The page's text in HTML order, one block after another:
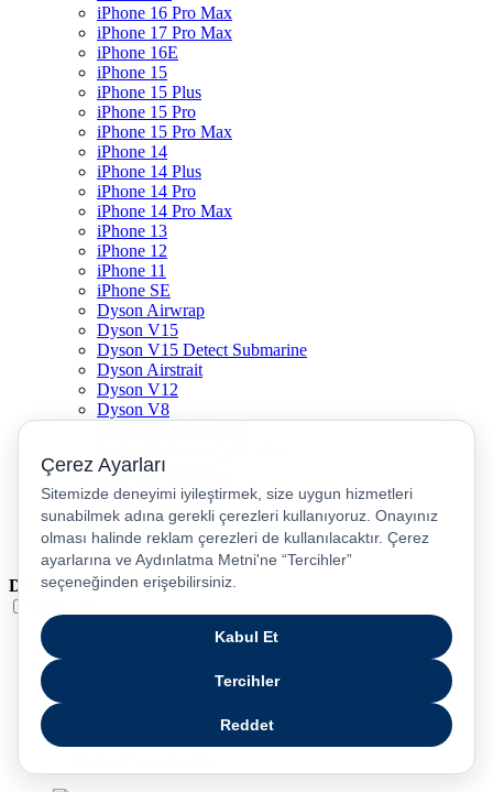
iPhone 16 Pro Max
iPhone 17 Pro Max
iPhone 16E
iPhone 15
iPhone 15 Plus
iPhone 15 Pro
iPhone 15 Pro Max
iPhone 14
iPhone 14 Plus
iPhone 14 Pro
iPhone 14 Pro Max
iPhone 13
iPhone 12
iPhone 11
iPhone SE
Dyson Airwrap
Dyson V15
Dyson V15 Detect Submarine
Dyson Airstrait
Dyson V12
Dyson V8
PS5 / Playstation 5
PS4 / Playstation 4
Nintendo Switch
Xbox Series S
Xbox Series X
Dil
عربى